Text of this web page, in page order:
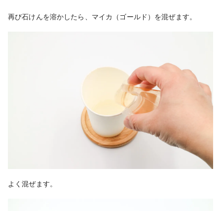
再び石けんを溶かしたら、マイカ（ゴールド）を混ぜます。
よく混ぜます。